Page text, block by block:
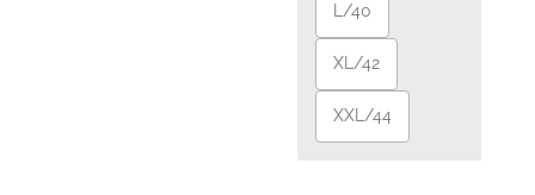
L/40
XL/42
XXL/44